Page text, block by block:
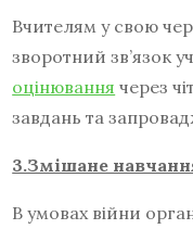
Вчителям у свою
зворотний зв’язок
оцінювання через
завдань та
3.Змішане
В умовах війни